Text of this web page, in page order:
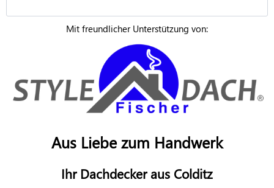
Mit freundlicher Unterstützung von:
Aus Liebe zum Handwerk
Ihr Dachdecker aus Colditz